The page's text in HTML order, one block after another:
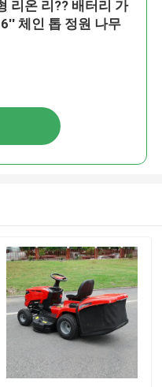
리온 리?? 배터리 가
체인 톱 정원 나무